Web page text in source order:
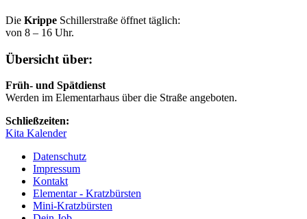
Die Krippe Schillerstraße öffnet täglich:
von 8 – 16 Uhr.
Übersicht über:
Früh- und Spätdienst
Werden im Elementarhaus über die Straße angeboten.
Schließzeiten:
Kita Kalender
Datenschutz
Impressum
Kontakt
Elementar - Kratzbürsten
Mini-Kratzbürsten